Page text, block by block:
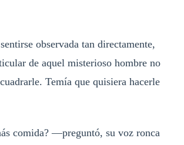
observada tan directamente,
de aquel misterioso hombre no
Temía que quisiera hacerle
comida? —preguntó, su voz ronca